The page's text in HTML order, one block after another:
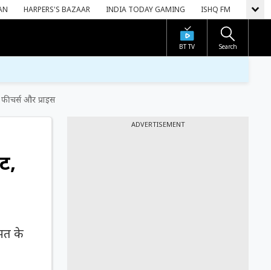
HARPERS'S BAZAAR INDIA TODAY GAMING ISHQ FM
BT TV Search
और प्राइस
के
ADVERTISEMENT